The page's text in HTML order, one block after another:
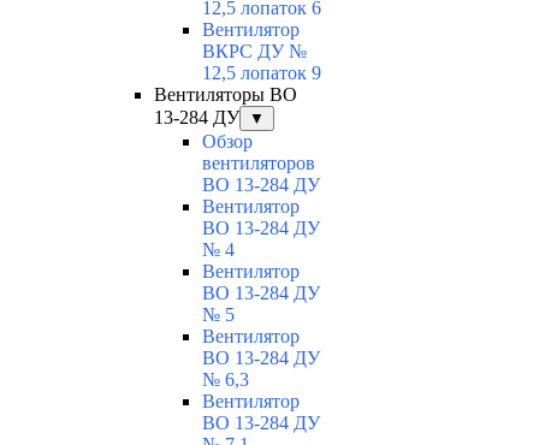
12,5 лопаток 6
Вентилятор
ВКРС ДУ №
12,5 лопаток 9
Вентиляторы ВО
13-284 ДУ
▼
Обзор
вентиляторов
ВО 13-284 ДУ
Вентилятор
ВО 13-284 ДУ
№ 4
Вентилятор
ВО 13-284 ДУ
№ 5
Вентилятор
ВО 13-284 ДУ
№ 6,3
Вентилятор
ВО 13-284 ДУ